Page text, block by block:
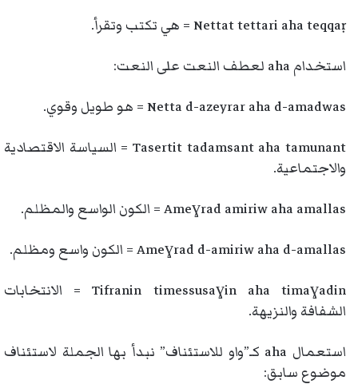
Nettat tettari aha teqqaṛ = هي تكتب وتقرأ.
استخدام aha لعطف النعت على النعت:
Netta d-azeyrar aha d-amadwas = هو طويل وقوي.
Tasertit tadamsant aha tamunant = السياسة الاقتصادية
والاجتماعية.
Ameɣrad amiriw aha amallas = الكون الواسع والمظلم.
Ameɣrad d-amiriw aha d-amallas = الكون واسع ومظلم.
Tifranin timessusaɣin aha timaɣadin = الانتخابات
الشفافة والنزيهة.
استعمال aha كـ”واو للاستئناف” نبدأ بها الجملة لاستئناف
موضوع سابق: